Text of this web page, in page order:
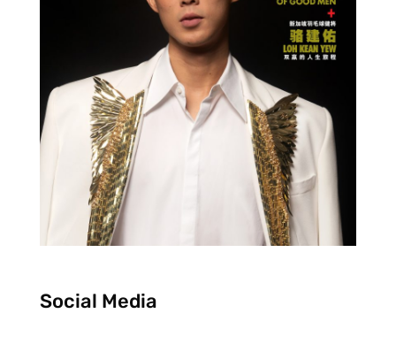
Social Media